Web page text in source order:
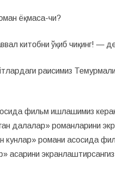
ёқмаса-чи?
китобни ўқиб чиқинг! —
раисимиз
фильм ишлашимиз
далалар» романларини
кунлар» романи асосида
асарини